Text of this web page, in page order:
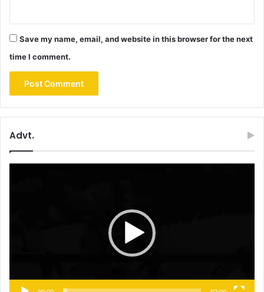
Save my name, email, and website in this browser for the next
time I comment.
Advt.